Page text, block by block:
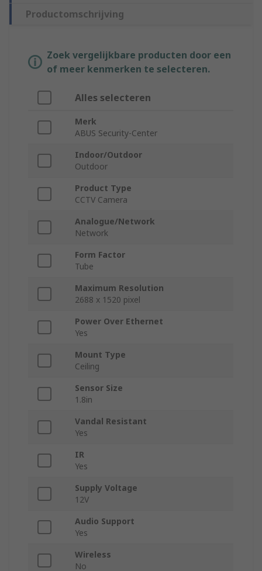
Productomschrijving
Zoek vergelijkbare producten door een
of meer kenmerken te selecteren.
Alles selecteren
Merk
ABUS Security-Center
Indoor/Outdoor
Outdoor
Product Type
CCTV Camera
Analogue/Network
Network
Form Factor
Tube
Maximum Resolution
2688 x 1520 pixel
Power Over Ethernet
Yes
Mount Type
Ceiling
Sensor Size
1.8in
Vandal Resistant
Yes
IR
Yes
Supply Voltage
12V
Audio Support
Yes
Wireless
No